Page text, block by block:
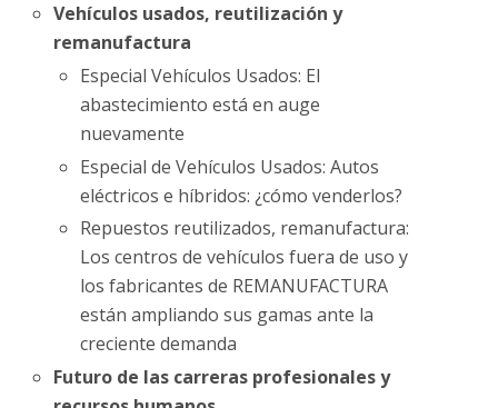
Vehículos usados, reutilización y
remanufactura
Especial Vehículos Usados: El
abastecimiento está en auge
nuevamente
Especial de Vehículos Usados: Autos
eléctricos e híbridos: ¿cómo venderlos?
Repuestos reutilizados, remanufactura:
Los centros de vehículos fuera de uso y
los fabricantes de REMANUFACTURA
están ampliando sus gamas ante la
creciente demanda
Futuro de las carreras profesionales y